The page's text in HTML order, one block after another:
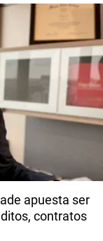
apuesta ser
contratos